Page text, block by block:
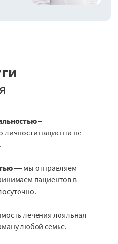
–
личности пациента не
— мы отправляем
пациентов в
лечения лояльная
любой семье.